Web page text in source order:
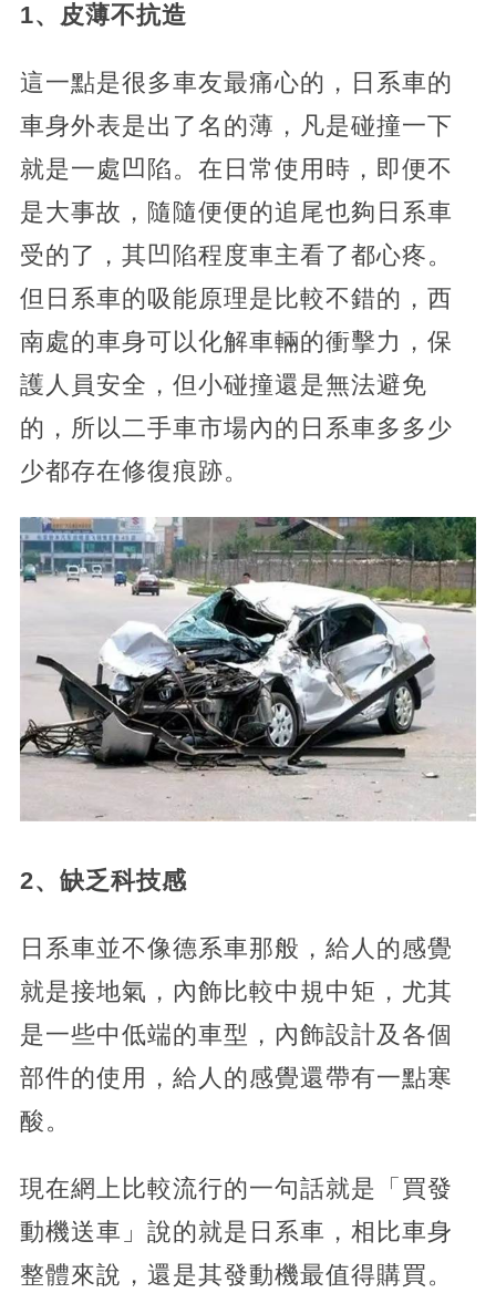
1、皮薄不抗造
這一點是很多車友最痛心的，日系車的
車身外表是出了名的薄，凡是碰撞一下
就是一處凹陷。在日常使用時，即便不
是大事故，隨隨便便的追尾也夠日系車
受的了，其凹陷程度車主看了都心疼。
但日系車的吸能原理是比較不錯的，西
南處的車身可以化解車輛的衝擊力，保
護人員安全，但小碰撞還是無法避免
的，所以二手車市場內的日系車多多少
少都存在修復痕跡。
2、缺乏科技感
日系車並不像德系車那般，給人的感覺
就是接地氣，內飾比較中規中矩，尤其
是一些中低端的車型，內飾設計及各個
部件的使用，給人的感覺還帶有一點寒
酸。
現在網上比較流行的一句話就是「買發
動機送車」說的就是日系車，相比車身
整體來說，還是其發動機最值得購買。